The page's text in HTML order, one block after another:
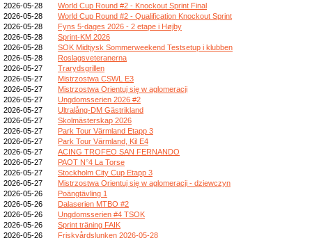
2026-05-28
World Cup Round #2 - Knockout Sprint Final
2026-05-28
World Cup Round #2 - Qualification Knockout Sprint
2026-05-28
Fyns 5-dages 2026 - 2 etape i Højby
2026-05-28
Sprint-KM 2026
2026-05-28
SOK Midtjysk Sommerweekend Testsetup i klubben
2026-05-28
Roslagsveteranerna
2026-05-27
Trarydsgrillen
2026-05-27
Mistrzostwa CSWL E3
2026-05-27
Mistrzostwa Orientuj się w aglomeracji
2026-05-27
Ungdomsserien 2026 #2
2026-05-27
Ultralång-DM Gästrikland
2026-05-27
Skolmästerskap 2026
2026-05-27
Park Tour Värmland Etapp 3
2026-05-27
Park Tour Värmland, Kil E4
2026-05-27
ACING TROFEO SAN FERNANDO
2026-05-27
PAOT N°4 La Torse
2026-05-27
Stockholm City Cup Etapp 3
2026-05-27
Mistrzostwa Orientuj się w aglomeracji - dziewczyn
2026-05-26
Poängtävling 1
2026-05-26
Dalaserien MTBO #2
2026-05-26
Ungdomsserien #4 TSOK
2026-05-26
Sprint träning FAIK
2026-05-26
Friskvårdslunken 2026-05-28